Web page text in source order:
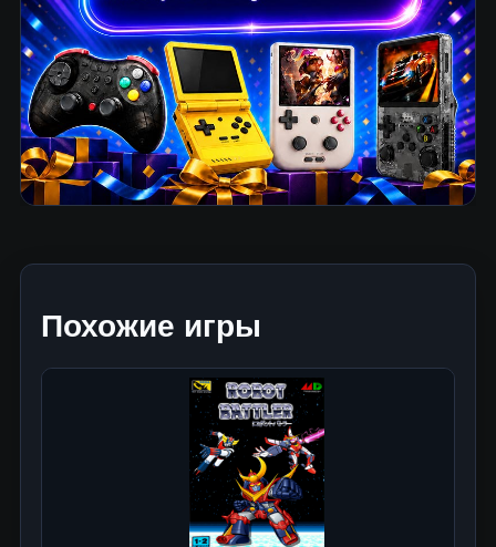
Похожие игры